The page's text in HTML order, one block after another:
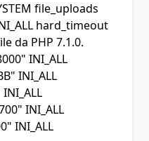
file_uploads
hard_timeout
da PHP 7.1.0.
INI_ALL
INI_ALL
INI_ALL
INI_ALL